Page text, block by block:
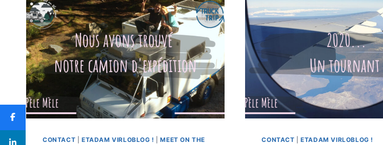
CONTACT ETADAM VIRLOBLOG ! |MEET ON THE
CONTACT |ETADAM VIRLOBLOG !